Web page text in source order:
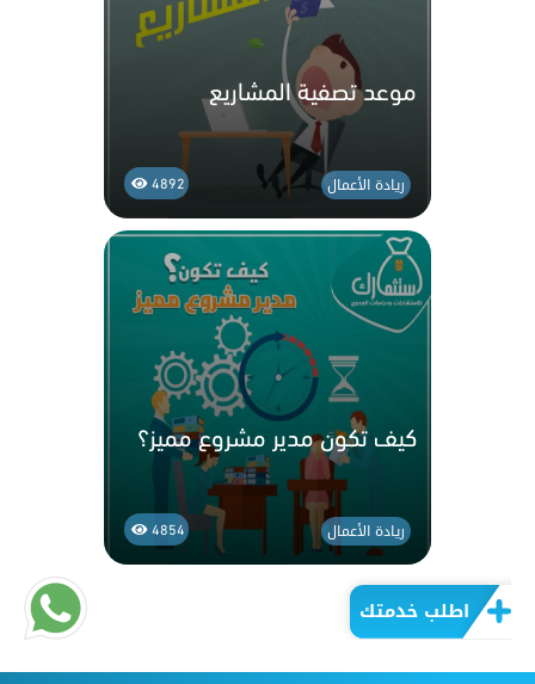
اطلب خدمتك
موعد تصفية المشاريع
4892 ريادة الأعمال
كيف تكون مدير مشروع مميز؟
4854 ريادة الأعمال